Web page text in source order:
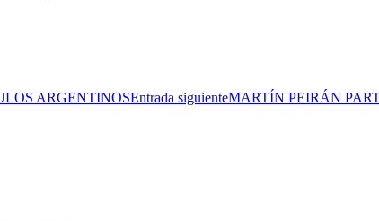
ARGENTINOSEntrada siguienteMARTÍN PEIRÁN